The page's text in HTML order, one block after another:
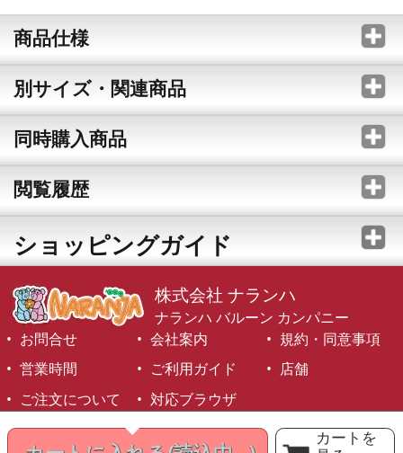
カートを
商品仕様
別サイズ・関連商品
同時購入商品
閲覧履歴
ショッピングガイド
株式会社 ナランハ
ナランハ バルーン カンパニー
お問合せ
会社案内
規約・同意事項
営業時間
ご利用ガイド
店舗
ご注文について
対応ブラウザ
©1999-2026 NARANJA Inc. All Rights Reserved.